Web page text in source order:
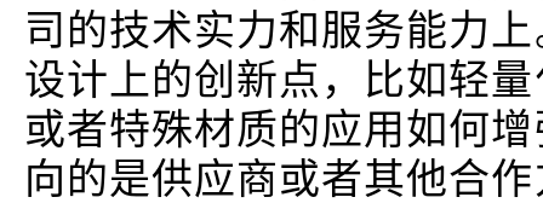
司的技术实力和服务能力
设计上的创新点，比如轻
或者特殊材质的应用如何
向的是供应商或者其他合